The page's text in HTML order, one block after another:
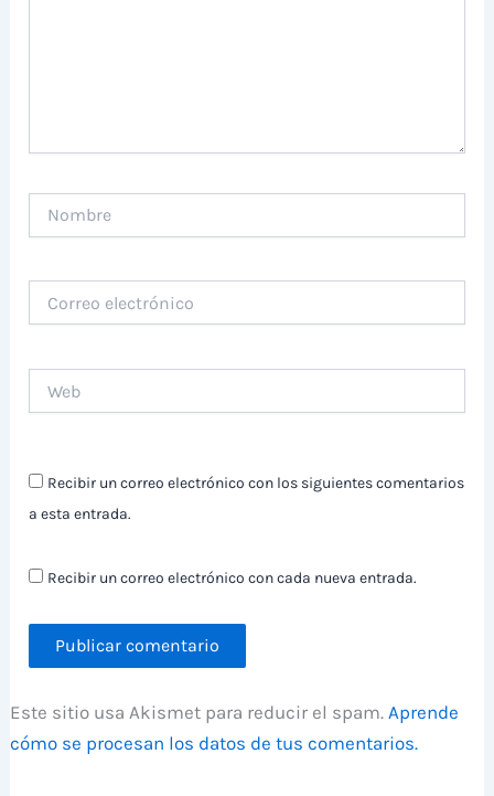
electrónico
Recibir un correo electrónico con los siguientes comentarios
a esta entrada.
Recibir un correo electrónico con cada nueva entrada.
Este sitio usa Akismet para reducir el spam. Aprende
cómo se procesan los datos de tus comentarios.